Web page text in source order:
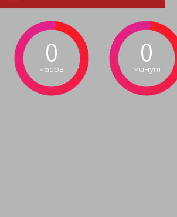
0
часов
0
минут